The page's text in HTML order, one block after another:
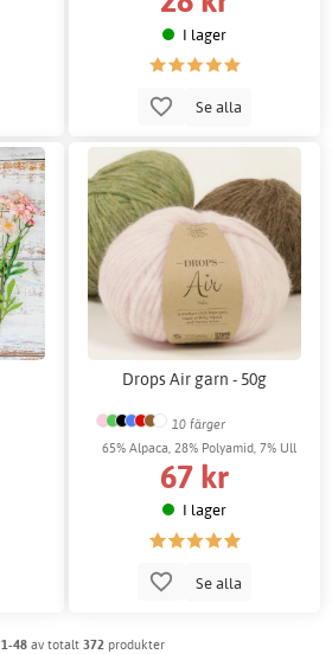
I lager
Se alla
Drops Air garn - 50g
10 färger
65% Alpaca, 28% Polyamid, 7% Ull
67 kr
I lager
Se alla
1-48 av totalt 372 produkter